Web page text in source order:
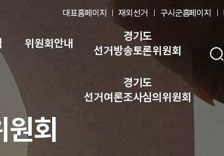
대표홈페이지 재외선거 구시군홈페이지
위원회안내
경기도
선거방송토론위원회
경기도
선거여론조사심의위원회
회